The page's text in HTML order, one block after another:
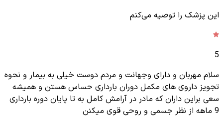
این پزشک را توصیه می‌کنم
5
سلام مهربان و دارای وجهانت و مردم دوست خیلی به بیمار و نحوه
تجویز داروی های مکمل دوران بارداری حساس هستن و همیشه
سعی براین داران که مادر در آرامش کامل به تا پایان دوره بارداری
9 ماهه از نظر جسمی و روحی قوی میکنن